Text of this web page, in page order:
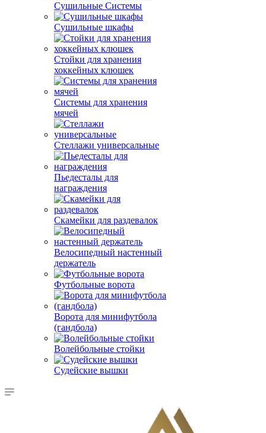
Сушильные Системы
Сушильные шкафы
Стойки для хранения
хоккейных клюшек
Системы для хранения
мячей
Стеллажи универсальные
Пьедесталы для
награждения
Скамейки для раздевалок
Велосипедный настенный
держатель
Футбольные ворота
Ворота для минифутбола
(гандбола)
Волейбольные стойки
Судейские вышки